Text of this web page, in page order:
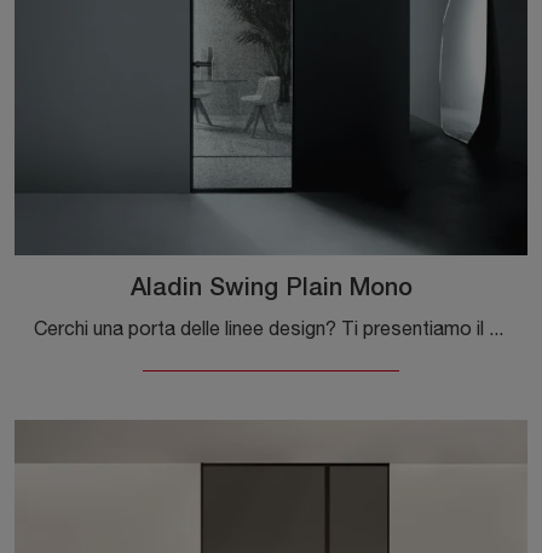
Aladin Swing Plain Mono
Cerchi una porta delle linee design? Ti presentiamo il modello Aladin Swing Plain Mono tra le Porte interne a filo muro di Glas Italia.